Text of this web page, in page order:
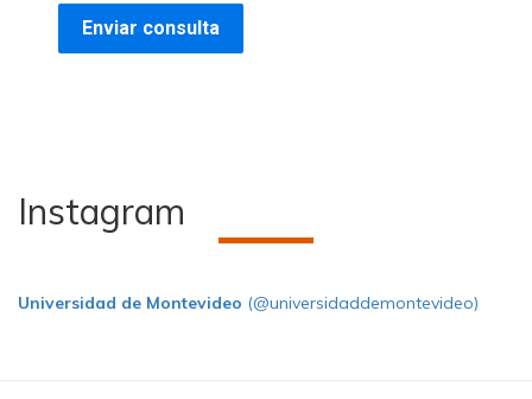
Instagram
Universidad de Montevideo (@universidaddemontevideo)